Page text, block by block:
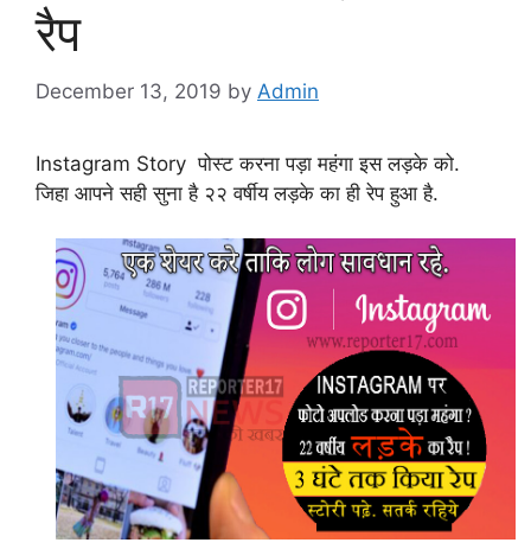
रैप
December 13, 2019 by Admin
Instagram Story पोस्ट करना पड़ा महंगा इस लड़के को.
जिहा आपने सही सुना है २२ वर्षीय लड़के का ही रेप हुआ है.